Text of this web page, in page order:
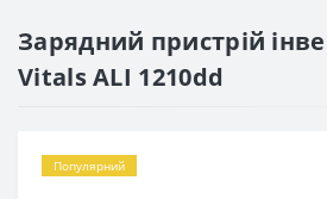
Зарядний пристрій
Vitals ALI 1210dd
Популярний